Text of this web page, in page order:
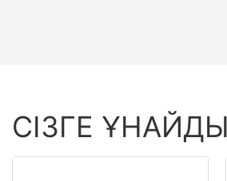
СІЗГЕ ҰНАЙДЫ